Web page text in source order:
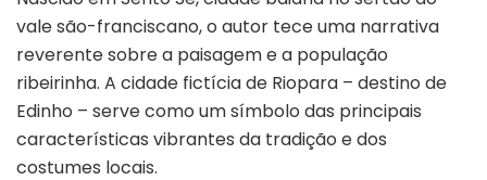
vale são-franciscano, o autor tece uma narrativa
reverente sobre a paisagem e a população
ribeirinha. A cidade fictícia de Riopara – destino de
Edinho – serve como um símbolo das principais
características vibrantes da tradição e dos
costumes locais.